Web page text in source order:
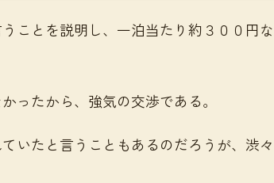
ことを説明し、一泊当たり約３００円な
ったから、強気の交渉である。
いたと言うこともあるのだろうが、渋々